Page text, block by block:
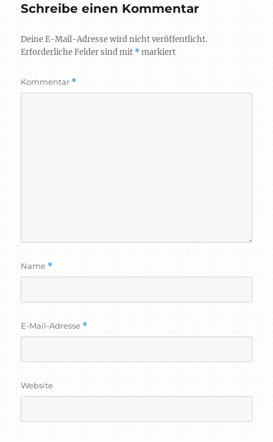
Schreibe einen Kommentar
Deine E-Mail-Adresse wird nicht veröffentlicht.
Erforderliche Felder sind mit *markiert
Kommentar *
Name *
E-Mail-Adresse *
Website